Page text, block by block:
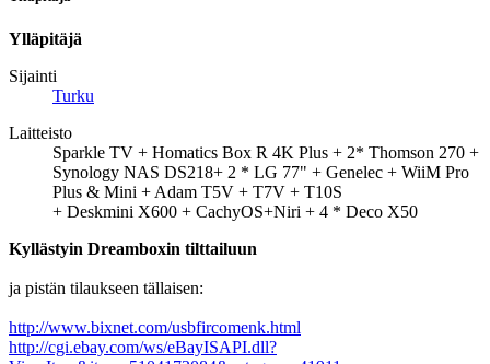
Ylläpitäjä
Sijainti
Turku
Laitteisto
Sparkle TV + Homatics Box R 4K Plus + 2* Thomson 270 +
Synology NAS DS218+ 2 * LG 77" + Genelec + WiiM Pro
Plus & Mini + Adam T5V + T7V + T10S
+ Deskmini X600 + CachyOS+Niri + 4 * Deco X50
Kyllästyin Dreamboxin tilttailuun
ja pistän tilaukseen tällaisen:
http://www.bixnet.com/usbfircomenk.html
http://cgi.ebay.com/ws/eBayISAPI.dll?